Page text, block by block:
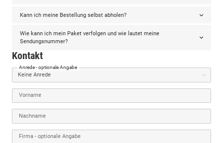
Kann ich meine Bestellung selbst abholen?
Wie kann ich mein Paket verfolgen und wie lautet meine
Sendungsnummer?
Kontakt
Anrede- optionale Angabe
Vorname
Nachname
Firma - optionale Angabe